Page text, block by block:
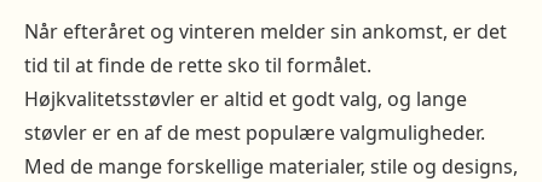
Når efteråret og vinteren melder sin ankomst, er det
tid til at finde de rette sko til formålet.
Højkvalitetsstøvler er altid et godt valg, og lange
støvler er en af de mest populære valgmuligheder.
Med de mange forskellige materialer, stile og designs,